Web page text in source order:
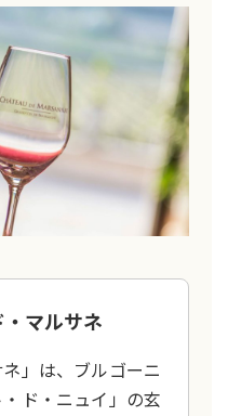
‧マルサネ
ネ」は、ブルゴーニ
ド・ニュイ」の玄